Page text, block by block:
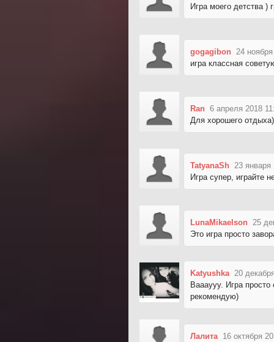
Игра моего детства )
gogagibon 24
игра классная
Ran 6 апреля 2018
Для хорошего
TatyanaSh 23 января
Игра супер, играйте
LunaMikaelson 25
Это игра просто
Katyushka 20
Ваааууу. Игра
рекомендую)
Лалита 16 октября